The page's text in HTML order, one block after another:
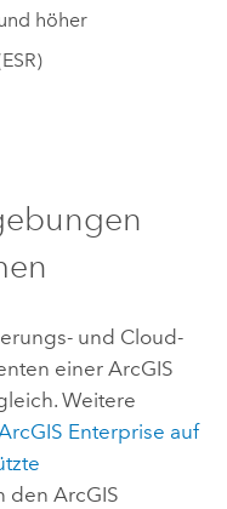
höher
und Cloud-
einer ArcGIS
Weitere
Enterprise auf
den ArcGIS